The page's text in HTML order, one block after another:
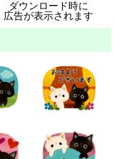
ダウンロード時に
広告が表示されます